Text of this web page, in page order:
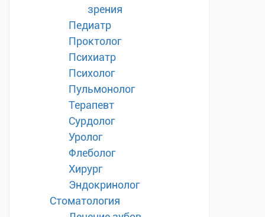
зрения
Педиатр
Проктолог
Психиатр
Психолог
Пульмонолог
Терапевт
Сурдолог
Уролог
Флеболог
Хирург
Эндокринолог
Стоматология